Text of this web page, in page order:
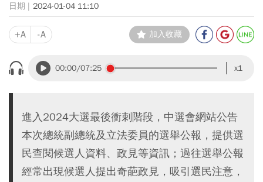
2024-01-04 11:10
+A -A 加入收藏
00:00/07:25 x1
進入2024大選最後衝刺階段，中選會網站公告
本次總統副總統及立法委員的選舉公報，提供選
民查閱候選人資料、政見等資訊；過往選舉公報
經常出現候選人提出奇葩政見，吸引選民注意，